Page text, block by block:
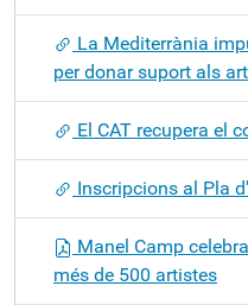
La Mediterrània
per donar suport als
El CAT recupera el
Inscripcions al Pla
Manel Camp
més de 500 artistes